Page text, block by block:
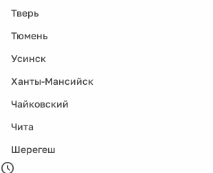
Тверь
Тюмень
Усинск
Ханты-Мансийск
Чайковский
Чита
Шерегеш